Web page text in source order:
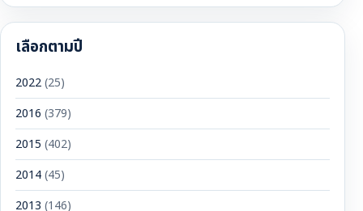
เลือกตามปี
2022(25)
2016 (379)
2015 (402)
2014(45)
2013 (146)